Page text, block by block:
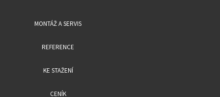
MONTÁŽ A SERVIS
REFERENCE
KE STAŽENÍ
CENÍK